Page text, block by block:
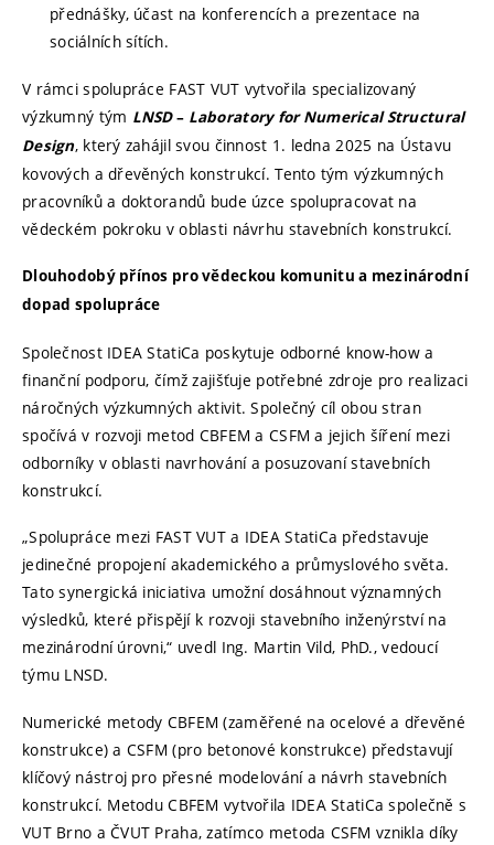
přednášky, účast na konferencích a prezentace na
sociálních sítích.
V rámci spolupráce FAST VUT vytvořila specializovaný
výzkumný tým LNSD– Laboratory for Numerical Structural
Design, který zahájil svou činnost 1. ledna 2025 na Ústavu
kovových a dřevěných konstrukcí. Tento tým výzkumných
pracovníků a doktorandů bude úzce spolupracovat na
vědeckém pokroku v oblasti návrhu stavebních konstrukcí.
Dlouhodobý přínos pro vědeckou komunitu a mezinárodní
dopad spolupráce
Společnost IDEA StatiCa poskytuje odborné know-how a
finanční podporu, čímž zajišťuje potřebné zdroje pro realizaci
náročných výzkumných aktivit. Společný cíl obou stran
spočívá v rozvoji metod CBFEM a CSFM a jejich šíření mezi
odborníky v oblasti navrhování a posuzovaní stavebních
konstrukcí.
„Spolupráce mezi FAST VUT a IDEA StatiCa představuje
jedinečné propojení akademického a průmyslového světa.
Tato synergická iniciativa umožní dosáhnout významných
výsledků, které přispějí k rozvoji stavebního inženýrství na
mezinárodní úrovni,“ uvedl Ing. Martin Vild, PhD., vedoucí
týmu LNSD.
Numerické metody CBFEM (zaměřené na ocelové a dřevěné
konstrukce) a CSFM (pro betonové konstrukce) představují
klíčový nástroj pro přesné modelování a návrh stavebních
konstrukcí. Metodu CBFEM vytvořila IDEA StatiCa společně s
VUT Brno a ČVUT Praha, zatímco metoda CSFM vznikla díky